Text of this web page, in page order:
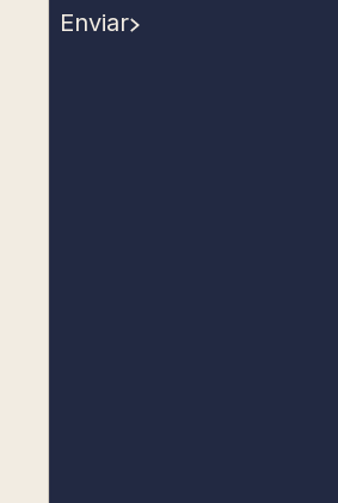
Enviar